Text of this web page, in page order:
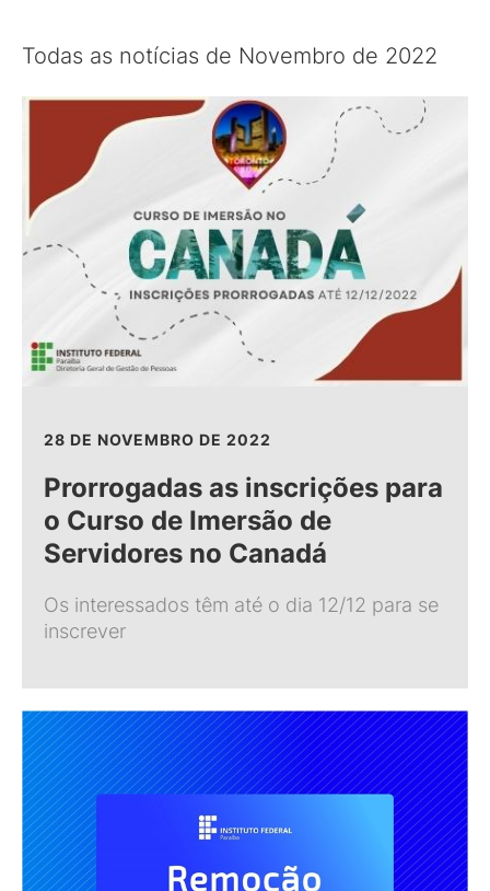
Todas as notícias de Novembro de 2022
28 DE NOVEMBRO DE 2022
Prorrogadas as inscrições para
o Curso de Imersão de
Servidores no Canadá
Os interessados têm até o dia 12/12 para se
inscrever